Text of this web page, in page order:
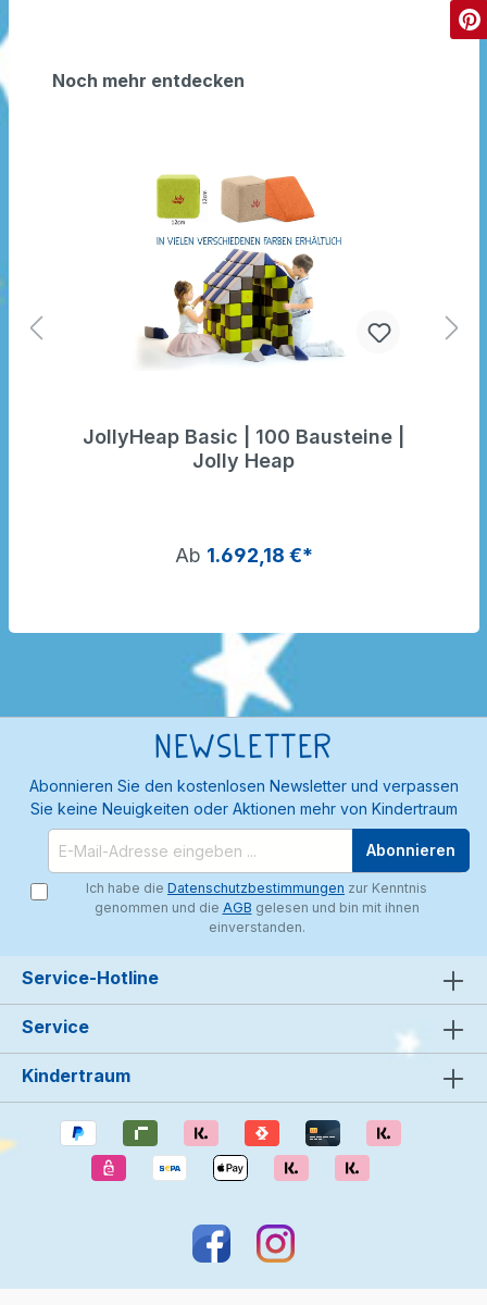
Noch mehr entdecken
JollyHeap Basic | 100 Bausteine |
Jolly Heap
Ab 1.692,18 €*
Newsletter
Abonnieren Sie den kostenlosen Newsletter und verpassen
Sie keine Neuigkeiten oder Aktionen mehr von Kindertraum
Abonnieren
Ich habe die Datenschutzbestimmungen zur Kenntnis
genommen und die AGB gelesen und bin mit ihnen
einverstanden.
Service-Hotline
Service
Kindertraum